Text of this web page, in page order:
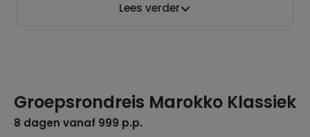
Lees verder
Groepsrondreis Marokko Klassiek
8 dagen vanaf 999 p.p.